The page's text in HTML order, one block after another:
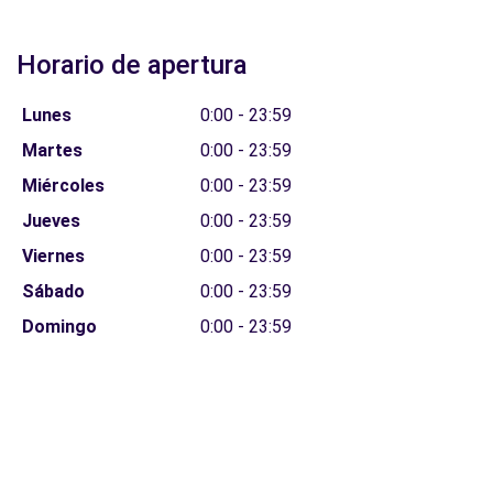
Horario de apertura
Lunes
0:00 - 23:59
Martes
0:00 - 23:59
Miércoles
0:00 - 23:59
Jueves
0:00 - 23:59
Viernes
0:00 - 23:59
Sábado
0:00 - 23:59
Domingo
0:00 - 23:59